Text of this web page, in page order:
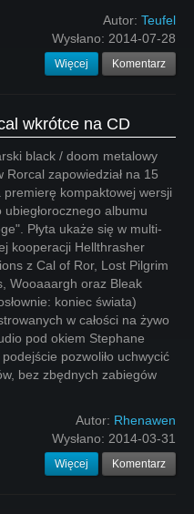
Autor: Teufel
Wysłano: 2014-07-28
Więcej Komentarz
wkrótce na CD
black / doom metalowy
Rorcal zapowiedział na 15
premierę kompaktowej wersji
ubiegłorocznego albumu
Płyta ukaże się w multi-
kooperacji Hellthrasher
z Cal of Ror, Lost Pilgrim
Wooaaargh oraz Bleak
koniec świata)
w całości na żywo
pod okiem Stephane
pozwoliło uchwycić
bez zbędnych zabiegów
Autor: Rhenawen
Wysłano: 2014-03-31
Więcej Komentarz